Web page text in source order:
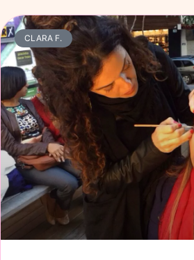
CLARA F.